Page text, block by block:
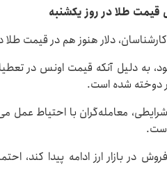
طلا در روز یکشنبه
کارشناسان، دلار هنوز هم در قیمت
به دلیل آنکه قیمت اونس در
دوخته شده است.
معامله‌گران با احتیاط عمل
در بازار ارز ادامه پیدا کند،